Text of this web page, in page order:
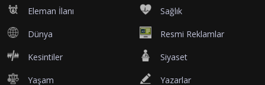
Eleman İlanı Sağlık
Dünya Resmi Reklamlar
Kesintiler Siyaset
Yaşam Yazarlar